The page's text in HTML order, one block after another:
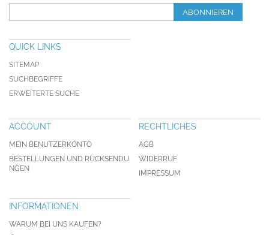
ABONNIEREN
QUICK LINKS
SITEMAP
SUCHBEGRIFFE
ERWEITERTE SUCHE
ACCOUNT
MEIN BENUTZERKONTO
BESTELLUNGEN UND RÜCKSENDU
NGEN
RECHTLICHES
AGB
WIDERRUF
IMPRESSUM
INFORMATIONEN
WARUM BEI UNS KAUFEN?